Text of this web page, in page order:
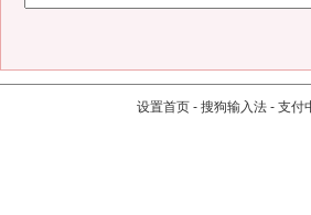
设置首页 - 搜狗输入法 - 支付